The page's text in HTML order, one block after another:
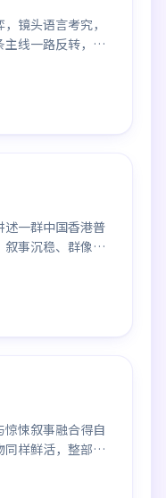
镜头语言考究，
线一路反转，每
。
述一群中国香港普
事沉稳、群像饱
确，回味悠长。
惊悚叙事融合得自
样鲜活，整部作